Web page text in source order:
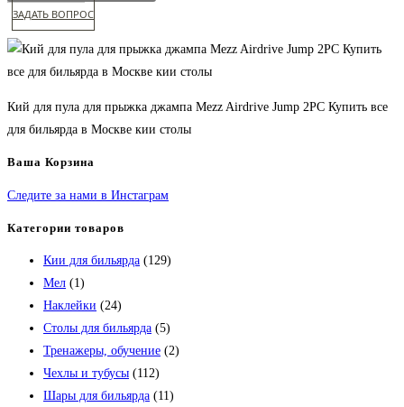
ЗАДАТЬ ВОПРОС
Кий для пула для прыжка джампа Mezz Airdrive Jump 2PC Купить все
для бильярда в Москве кии столы
Ваша Корзина
Следите за нами в Инстаграм
Категории товаров
Кии для бильярда (129)
Мел (1)
Наклейки (24)
Столы для бильярда (5)
Тренажеры, обучение (2)
Чехлы и тубусы (112)
Шары для бильярда (11)